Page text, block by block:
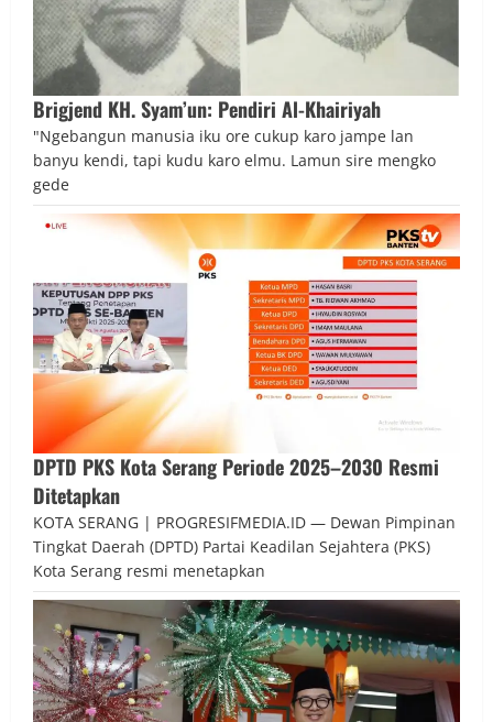
Brigjend KH. Syam’un: Pendiri Al-Khairiyah
"Ngebangun manusia iku ore cukup karo jampe lan
banyu kendi, tapi kudu karo elmu. Lamun sire mengko
gede
DPTD PKS Kota Serang Periode 2025–2030 Resmi
Ditetapkan
KOTA SERANG | PROGRESIFMEDIA.ID — Dewan Pimpinan
Tingkat Daerah (DPTD) Partai Keadilan Sejahtera (PKS)
Kota Serang resmi menetapkan